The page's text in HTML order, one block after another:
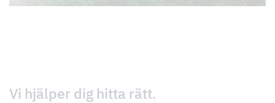
Vi hjälper dig hitta rätt.